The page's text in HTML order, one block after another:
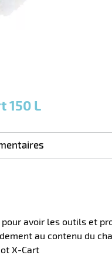
150 L
avoir les outils et
au contenu du
X-Cart